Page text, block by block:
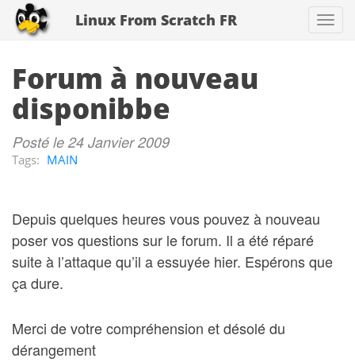
Linux From Scratch FR
Forum à nouveau
disponibbe
Posté le 24 Janvier 2009
Tags: MAIN
Depuis quelques heures vous pouvez à nouveau
poser vos questions sur le forum. Il a été réparé
suite à l’attaque qu’il a essuyée hier. Espérons que
ça dure.
Merci de votre compréhension et désolé du
dérangement